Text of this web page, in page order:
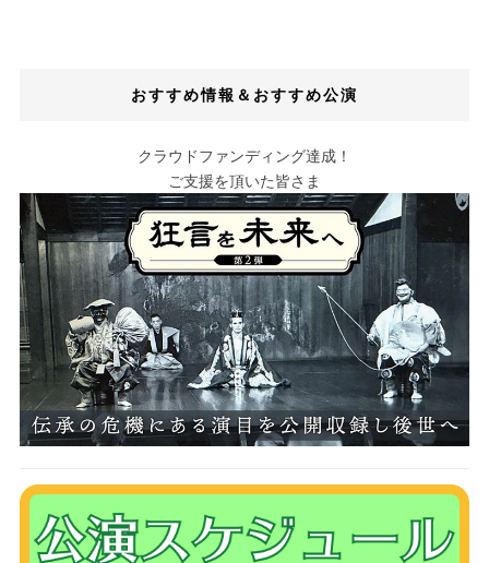
おすすめ情報＆おすすめ公演
クラウドファンディング達成！
ご支援を頂いた皆さま